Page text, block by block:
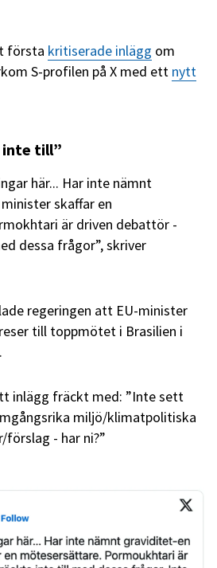
första kritiserade inlägg om
S-profilen på X med ett nytt
inte till”
här... Har inte nämnt
skaffar en
är driven debattör -
dessa frågor”, skriver
regeringen att EU-minister
till toppmötet i Brasilien i
inlägg fräckt med: ”Inte sett
miljö/klimatpolitiska
- har ni?”